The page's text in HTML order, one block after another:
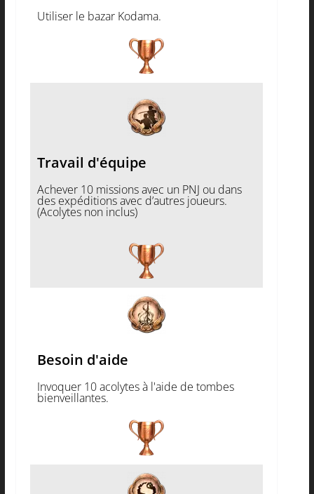
Utiliser le bazar Kodama.
Travail d'équipe
Achever 10 missions avec un PNJ ou dans
des expéditions avec d’autres joueurs.
(Acolytes non inclus)
Besoin d'aide
Invoquer 10 acolytes à l'aide de tombes
bienveillantes.